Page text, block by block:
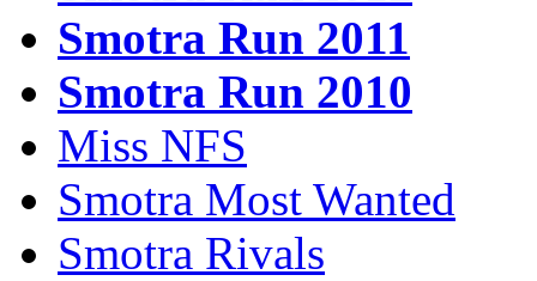
Smotra Run 2011
Smotra Run 2010
Miss NFS
Smotra Most Wanted
Smotra Rivals